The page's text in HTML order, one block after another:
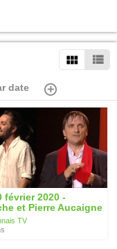
date
février 2020 -
et Pierre Aucaigne
TV